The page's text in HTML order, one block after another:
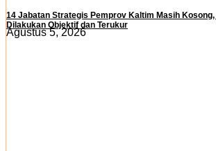
14 Jabatan Strategis Pemprov Kaltim Masih
Dilakukan Objektif dan Terukur
Agustus 5, 2026